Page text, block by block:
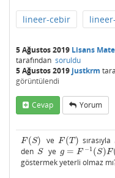
lineer-cebir
5 Ağustos 2019 Lisans
tarafından soruldu
5 Ağustos 2019 justkrm
görüntülendi
Cevap Yorum
F (S)
F(S) veF (T )
F(T) sırasıyla
den S
Sye g = F −1 (S)F
g=F− 1(S)F(T)
göstermek yeterli olmaz